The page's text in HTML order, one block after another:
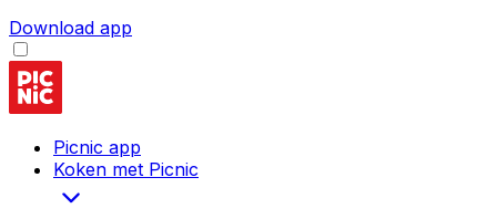
Download app
Picnic app
Koken met Picnic